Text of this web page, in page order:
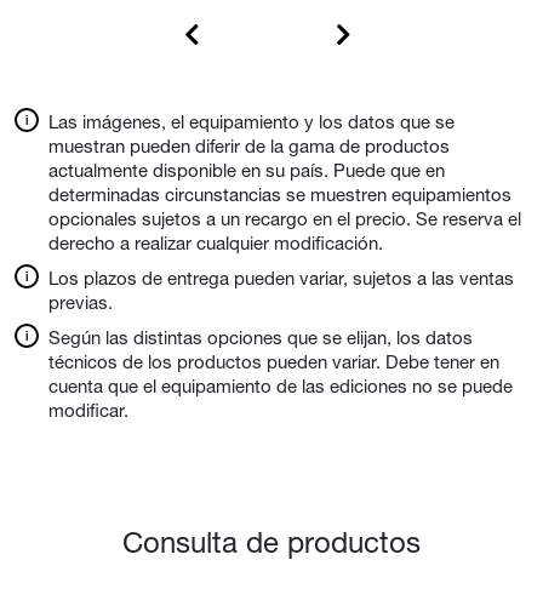
Las imágenes, el equipamiento y los datos que se
muestran pueden diferir de la gama de productos
actualmente disponible en su país. Puede que en
determinadas circunstancias se muestren equipamientos
opcionales sujetos a un recargo en el precio. Se reserva el
derecho a realizar cualquier modificación.
Los plazos de entrega pueden variar, sujetos a las ventas
previas.
Según las distintas opciones que se elijan, los datos
técnicos de los productos pueden variar. Debe tener en
cuenta que el equipamiento de las ediciones no se puede
modificar.
Consulta de productos